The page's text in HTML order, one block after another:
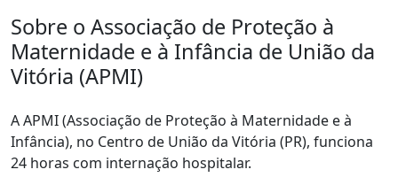
Sobre o Associação de Proteção à
Maternidade e à Infância de União da
Vitória (APMI)
A APMI (Associação de Proteção à Maternidade e à
Infância), no Centro de União da Vitória (PR), funciona
24 horas com internação hospitalar.